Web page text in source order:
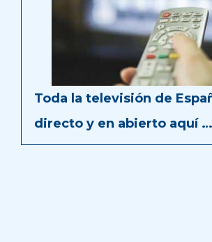
Toda la televisión de
directo y en abierto aquí …